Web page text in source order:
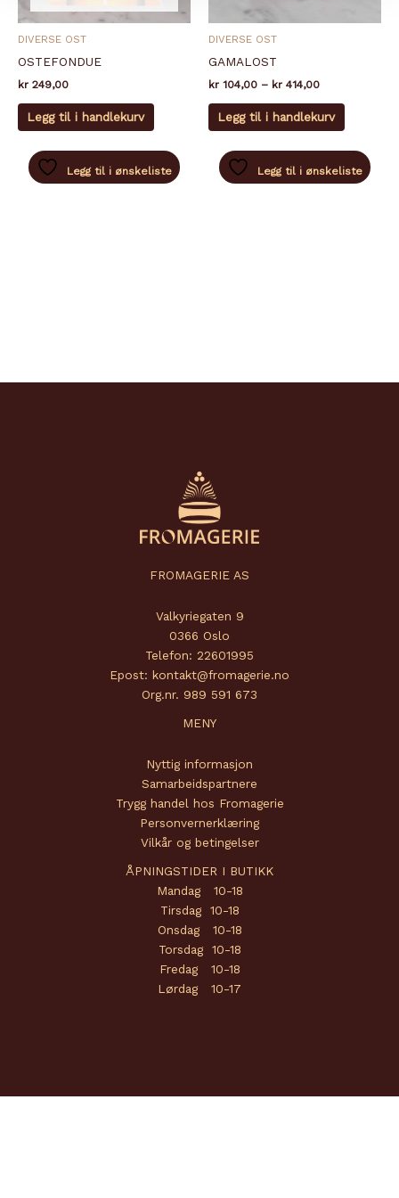
DIVERSE OST
OSTEFONDUE
kr 249,00
Legg til i handlekurv
Legg til i ønskeliste
DIVERSE OST
GAMALOST
kr 104,00 – kr 414,00Prisområde:
til
kr 414,00
Legg til i handlekurv
Dette
flere
varianter.
Legg til i ønskeliste
FROMAGERIE AS
Valkyriegaten 9
0366 Oslo
Telefon: 22601995
Epost: kontakt@fromagerie.no
Org.nr. 989 591 673
MENY
Nyttig informasjon
Samarbeidspartnere
Trygg handel hos Fromagerie
Personvernerklæring
Vilkår og betingelser
ÅPNINGSTIDER I BUTIKK
Mandag 10-18
Tirsdag 10-18
Onsdag 10-18
Torsdag 10-18
Fredag 10-18
Lørdag 10-17